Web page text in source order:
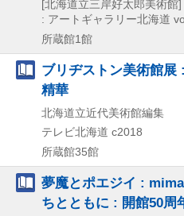
[北海道立三岸好太郎美術館]
: アートギャラリー北海道
所蔵館1館
ブリヂストン美術館展
精華
北海道立近代美術館編集
テレビ北海道 c2018
所蔵館35館
夢魔とポエジイ :
ちとともに : 開館50周